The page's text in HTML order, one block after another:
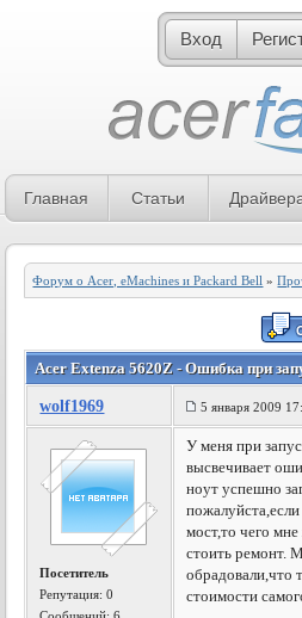
Вход
Главная Статьи
Форум о Acer, eMachines и Packard Bell »
Acer Extenza 5620Z - Ошибка при
wolf1969 5 января 2009
Посетитель
Репутация:0
У меня при
высвечивает
ноут успешно
мост,то чего
стоить ремонт.
обрадовали,что
стоимости